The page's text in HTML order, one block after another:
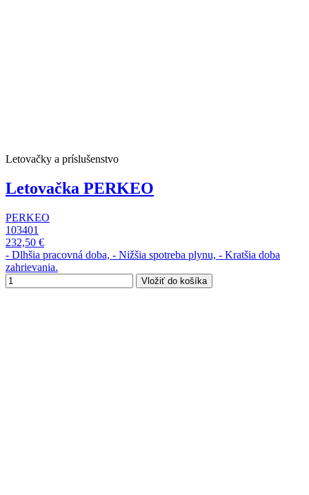
Letovačky a príslušenstvo
Letovačka PERKEO
PERKEO
103401
232,50 €
- Dlhšia pracovná doba, - Nižšia spotreba plynu, - Kratšia doba
zahrievania.
Vložiť do košíka